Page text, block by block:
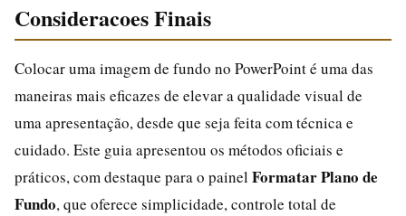
Consideracoes Finais
Colocar uma imagem de fundo no PowerPoint é uma das
maneiras mais eficazes de elevar a qualidade visual de
uma apresentação, desde que seja feita com técnica e
cuidado. Este guia apresentou os métodos oficiais e
práticos, com destaque para o painel Formatar Plano de
Fundo, que oferece simplicidade, controle total de